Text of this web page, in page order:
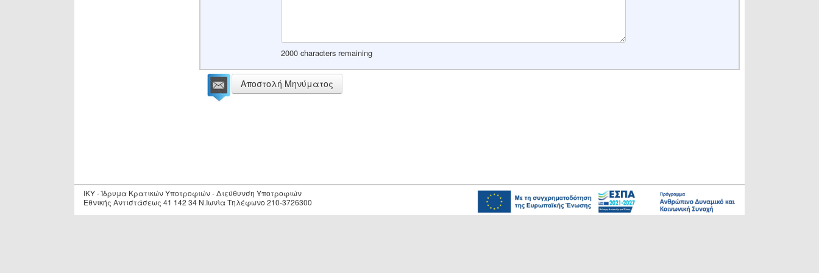
2000 characters remaining
Αποστολή Μηνύματος
IKY - Ίδρυμα Κρατικών Υποτροφιών - Διεύθυνση Υποτροφιών
Εθνικής Αντιστάσεως 41 142 34 Ν.Ιωνία Τηλέφωνο 210-3726300